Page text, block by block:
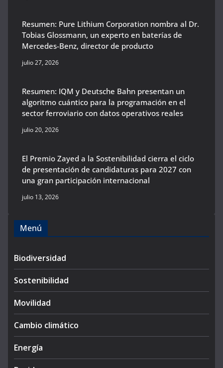
Resumen: Pure Lithium Corporation nombra al Dr.
Tobias Glossmann, un experto en baterías de
Mercedes-Benz, director de producto
julio 27, 2026
Resumen: IQM y Deutsche Bahn presentan un
algoritmo cuántico para la programación en el
sector ferroviario con datos operativos reales
julio 20, 2026
El Premio Zayed a la Sostenibilidad cierra el ciclo
de presentación de candidaturas para 2027 con
una gran participación internacional
julio 13, 2026
Menú
Biodiversidad
Sostenibilidad
Movilidad
Cambio climático
Energía